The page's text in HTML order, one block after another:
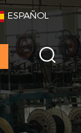
ESPAÑOL